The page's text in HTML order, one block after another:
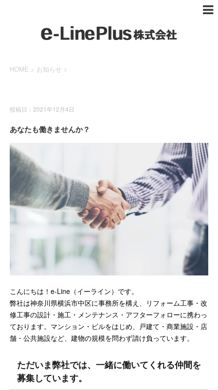
HOME > お知らせ >
投稿日：2021年12月4日
あなたも働きませんか？
こんにちは！e-Line（イーライン）です。
弊社は神奈川県横浜市中区に事務所を構え、リフォーム工事・改
修工事の設計・施工・メンテナンス・アフターフォローに携わっ
ております。マンション・ビルをはじめ、戸建て・商業施設・店
舗・公共施設など、建物の規模を問わず請け負っています。
ただいま弊社では、一緒に働いてくれる仲間を
募集しています。